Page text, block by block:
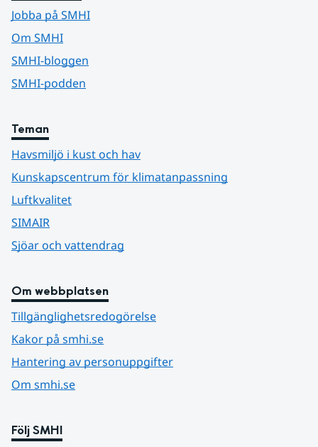
Jobba på SMHI
Om SMHI
SMHI-bloggen
SMHI-podden
Teman
Havsmiljö i kust och hav
Kunskapscentrum för klimatanpassning
Luftkvalitet
SIMAIR
Sjöar och vattendrag
Om webbplatsen
Tillgänglighetsredogörelse
Kakor på smhi.se
Hantering av personuppgifter
Om smhi.se
Följ SMHI